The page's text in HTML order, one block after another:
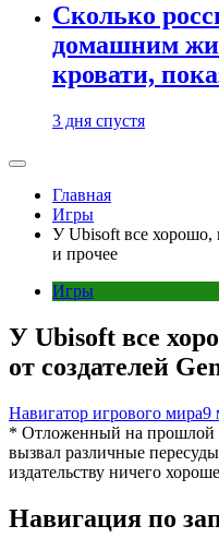
Сколько
домашним
кровати,
3 дня спустя
Главная
Игры
У Ubisoft все хорошо,
и прочее
Игры
У Ubisoft все
от создателей
Навигатор игрового мира9
* Отложенный на прошлой
вызвал различные
издательству ничего
Навигация по